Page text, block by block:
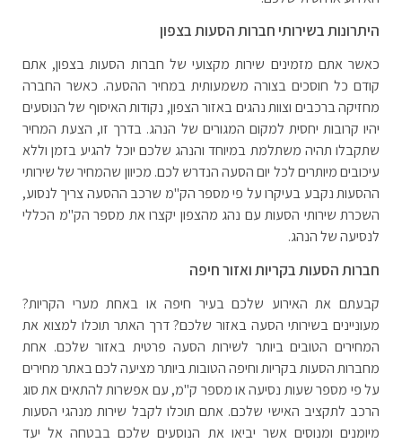
היתרונות בשירותי חברות הסעות בצפון
כאשר אתם מזמינים שירות מקצועי של חברות הסעות בצפון, אתם
קודם כל חוסכים בצורה משמעותית במחיר ההסעה. כאשר החברה
מחזיקה ברכבים וצוות נהגים באזור הצפון, נקודות האיסוף של הנוסעים
יהיו קרובות יחסית למקום המגורים של הנהג. בדרך זו, הצעת המחיר
שתקבלו תהיה משתלמת במיוחד והנהג שלכם יוכל להגיע בזמן וללא
עיכובים מיותרים לכל יום הסעה הנדרש לכם. מכיוון שהמחיר של שירותי
ההסעות נקבע בעיקרו על פי מספר הק"מ שרכב ההסעה צריך לנסוע,
השכרת שירותי הסעות עם נהג מהצפון יקצרו את מספר הק"מ הכללי
לנסיעה של הנהג.
חברות הסעות בקריות ואזור חיפה
קבעתם את האירוע שלכם בעיר חיפה או באחת מערי הקריות?
מעוניינים בשירותי הסעה באזור שלכם? דרך האתר תוכלו למצוא את
המחירים הטובים ביותר לשירות הסעה פרטית באזור שלכם. אחת
מחברות הסעות בקריות וחיפה הטובות ביותר מציעה לכם באתר מחירים
על פי מספר שעות נסיעה או מספר ק"מ, עם אפשרות להתאים את סוג
הרכב לתקציב האישי שלכם. אתם תוכלו לקבל שירות מנהגי הסעות
מיומנים ומנוסים אשר יביאו את הנוסעים שלכם בבטחה אל יעד